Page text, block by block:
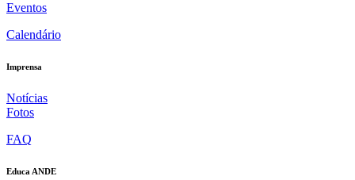
Eventos
Calendário
Imprensa
Notícias
Fotos
FAQ
Educa ANDE